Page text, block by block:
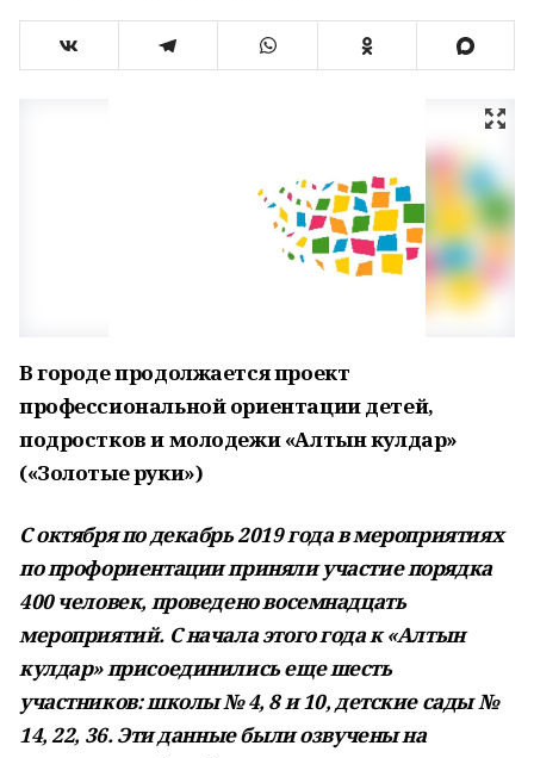
В городе продолжается проект
профессиональной ориентации детей,
подростков и молодежи «Алтын кулдар»
(«Золотые руки»)
С октября по декабрь 2019 года в мероприятиях
по профориентации приняли участие порядка
400 человек, проведено восемнадцать
мероприятий. С начала этого года к «Алтын
кулдар» присоединились еще шесть
участников: школы № 4, 8 и 10, детские сады №
14, 22, 36. Эти данные были озвучены на